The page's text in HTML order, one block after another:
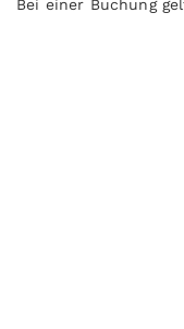
Bei einer Buchung